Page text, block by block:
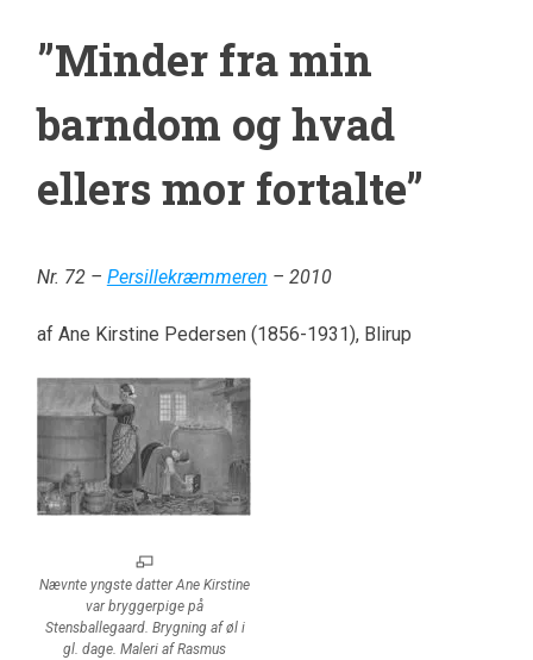
”Minder fra min
barndom og hvad
ellers mor fortalte”
Nr. 72 – Persillekræmmeren – 2010
af Ane Kirstine Pedersen (1856-1931), Blirup
Nævnte yngste datter Ane Kirstine
var bryggerpige på
Stensballegaard. Brygning af øl i
gl. dage. Maleri af Rasmus